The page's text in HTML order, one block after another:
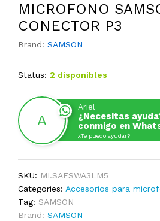
MICROFONO
CONECTOR P3
Brand: SAMSON
Status: 2 disponibles
Ariel
¿Necesitas
conmigo en
¿Te puedo ayudar?
SKU: MI.SAESWA3LM5
Categories: Accesorios para
Tag: SAMSON
Brand: SAMSON